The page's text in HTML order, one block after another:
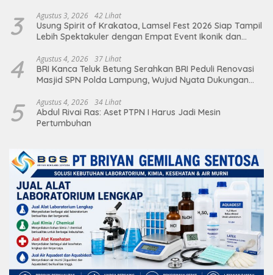
3 Agustus 3, 2026 42 Lihat
Usung Spirit of Krakatoa, Lamsel Fest 2026 Siap Tampil
Lebih Spektakuler dengan Empat Event Ikonik dan
4 Agustus 4, 2026 37 Lihat
BRI Kanca Teluk Betung Serahkan BRI Peduli Renovasi
Masjid SPN Polda Lampung, Wujud Nyata Dukungan
5 Agustus 4, 2026 34 Lihat
Abdul Rivai Ras: Aset PTPN I Harus Jadi Mesin
Pertumbuhan